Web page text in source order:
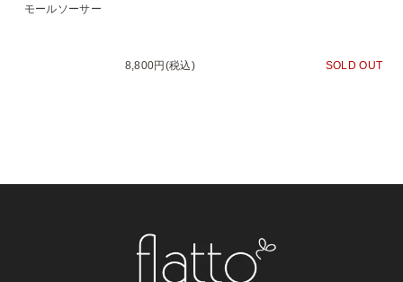
モールソーサー
8,800円(税込) SOLD OUT